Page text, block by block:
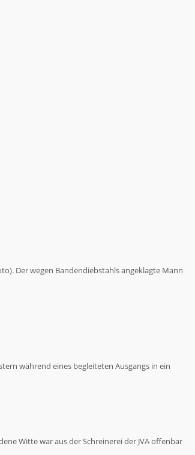
Der wegen Bandendiebstahls angeklagte Mann
während eines begleiteten Ausgangs in ein
Witte war aus der Schreinerei der JVA offenbar